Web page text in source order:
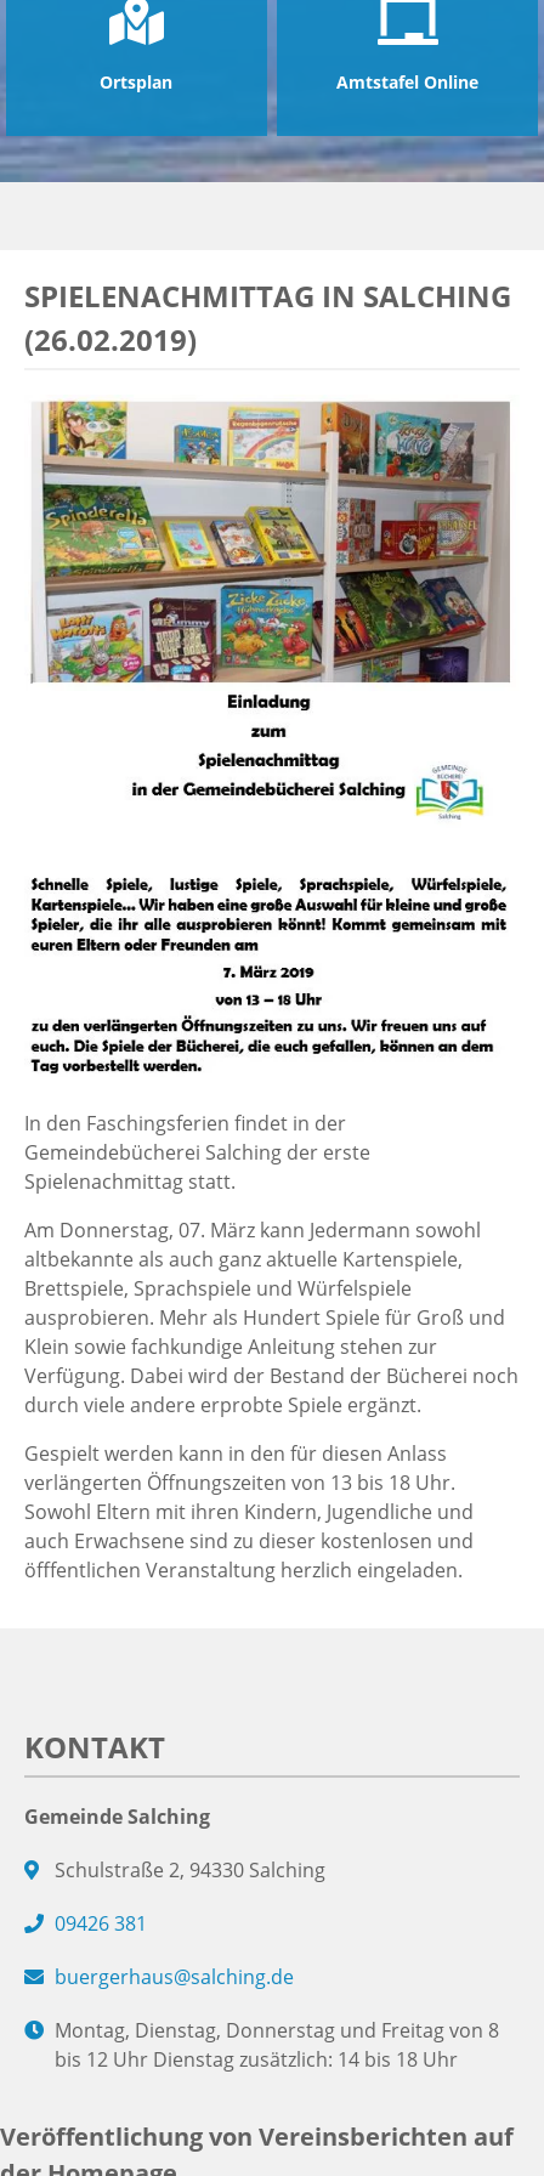
Ortsplan Amtstafel Online
SPIELENACHMITTAG IN SALCHING
(26.02.2019)
In den Faschingsferien findet in der
Gemeindebücherei Salching der erste
Spielenachmittag statt.
Am Donnerstag, 07. März kann Jedermann sowohl
altbekannte als auch ganz aktuelle Kartenspiele,
Brettspiele, Sprachspiele und Würfelspiele
ausprobieren. Mehr als Hundert Spiele für Groß und
Klein sowie fachkundige Anleitung stehen zur
Verfügung. Dabei wird der Bestand der Bücherei noch
durch viele andere erprobte Spiele ergänzt.
Gespielt werden kann in den für diesen Anlass
verlängerten Öffnungszeiten von 13 bis 18 Uhr.
Sowohl Eltern mit ihren Kindern, Jugendliche und
auch Erwachsene sind zu dieser kostenlosen und
öfffentlichen Veranstaltung herzlich eingeladen.
KONTAKT
Gemeinde Salching
Schulstraße 2, 94330 Salching
09426 381
buergerhaus@salching.de
Montag, Dienstag, Donnerstag und Freitag von 8
bis 12 Uhr Dienstag zusätzlich: 14 bis 18 Uhr
Veröffentlichung von Vereinsberichten auf